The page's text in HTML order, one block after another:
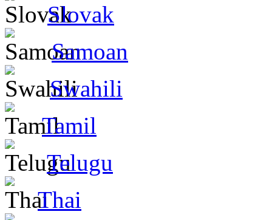
Slovak
Samoan
Swahili
Tamil
Telugu
Thai